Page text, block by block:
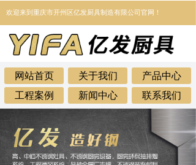
网站首页 关于我们
产品中心
工程案例
新闻中心 联系我们
欢迎来到 重庆市开州区亿发厨具制造有限公司官网！